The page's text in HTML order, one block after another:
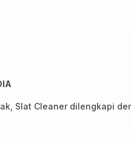
Slat Cleaner dilengkapi